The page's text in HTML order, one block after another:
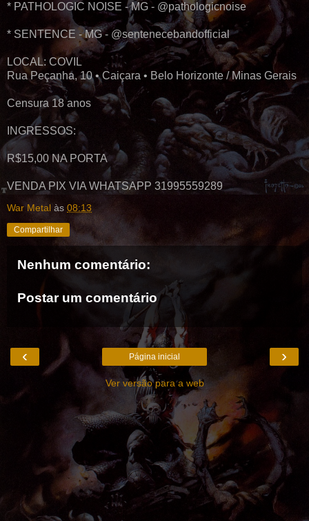
* PATHOLOGIC NOISE - MG - @pathologicnoise
* SENTENCE - MG - @sentenecebandofficial
LOCAL: COVIL
Rua Peçanha, 10 • Caiçara • Belo Horizonte / Minas Gerais
Censura 18 anos
INGRESSOS:
R$15,00 NA PORTA
VENDA PIX VIA WHATSAPP 31995559289
War Metal às 08:13
Compartilhar
Nenhum comentário:
Postar um comentário
‹ ›
Página inicial
Ver versão para a web